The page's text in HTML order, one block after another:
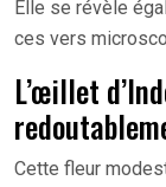
Elle se révèle
ces vers
L’œillet
Cette fleur